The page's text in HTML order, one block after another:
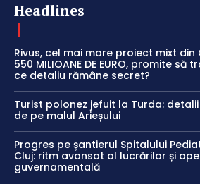
Headlines
Rivus, cel mai mare proiect mixt din
550 MILIOANE DE EURO, promite
ce detaliu rămâne secret?
Turist polonez jefuit la Turda:
de pe malul Arieșului
Progres pe șantierul Spitalului
Cluj: ritm avansat al lucrărilor și
guvernamentală